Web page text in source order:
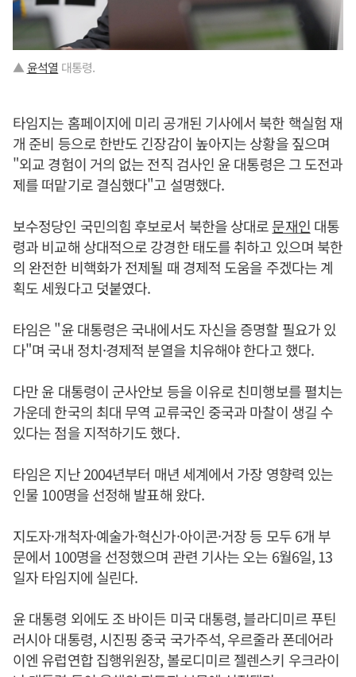
▲윤석열 대통령.
타임지는 홈페이지에 미리 공개된 기사에서 북한 핵실험 재
개 준비 등으로 한반도 긴장감이 높아지는 상황을 짚으며
"외교 경험이 거의 없는 전직 검사인 윤 대통령은 그 도전과
제를 떠맡기로 결심했다"고 설명했다.
보수정당인 국민의힘 후보로서 북한을 상대로문재인 대통
령과 비교해 상대적으로 강경한 태도를 취하고 있으며 북한
의 완전한 비핵화가 전제될 때 경제적 도움을 주겠다는 계
획도 세웠다고 덧붙였다.
타임은 "윤 대통령은 국내에서도 자신을 증명할 필요가 있
다"며 국내 정치·경제적 분열을 치유해야 한다고 했다.
다만 윤 대통령이 군사안보 등을 이유로 친미행보를 펼치는
가운데 한국의 최대 무역 교류국인 중국과 마찰이 생길 수
있다는 점을 지적하기도 했다.
타임은 지난 2004년부터 매년 세계에서 가장 영향력 있는
인물 100명을 선정해 발표해 왔다.
지도자·개척자·예술가·혁신가·아이콘·거장 등 모두 6개 부
문에서 100명을 선정했으며 관련 기사는 오는 6월6일, 13
일자 타임지에 실린다.
윤 대통령 외에도 조 바이든 미국 대통령, 블라디미르 푸틴
러시아 대통령, 시진핑 중국 국가주석, 우르줄라 폰데어라
이엔 유럽연합 집행위원장, 볼로디미르 젤렌스키 우크라이